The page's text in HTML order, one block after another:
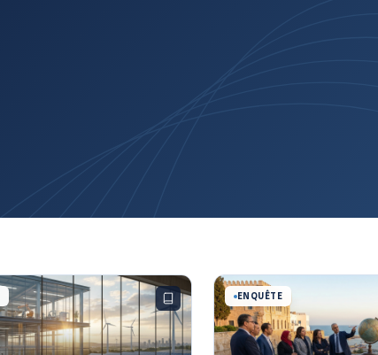
ENQUÊTE